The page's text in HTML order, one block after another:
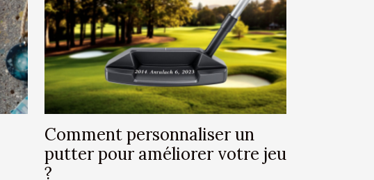
Comment personnaliser un
putter pour améliorer votre jeu
?